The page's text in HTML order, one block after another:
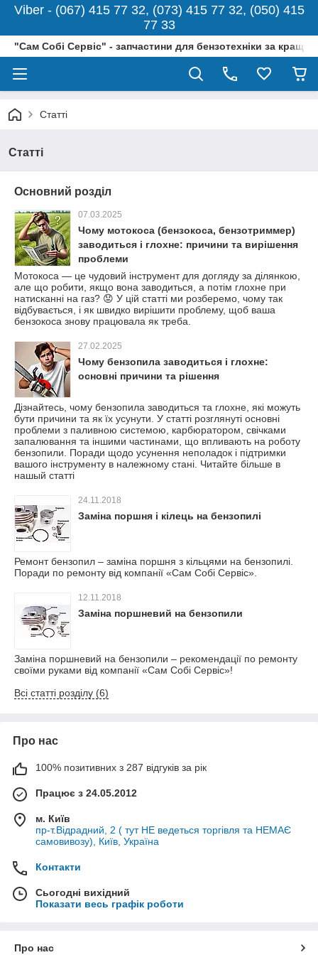
Viber - (067) 415 77 32, (073) 415 77 32, (050) 415
77 33
"Сам Собі Сервіс" - запчастини для бензотехніки за
Статті
Статті
Основний розділ
07.03.2025
Чому мотокоса (бензокоса, бензотриммер)
заводиться і глохне: причини та вирішення
проблеми
Мотокоса — це чудовий інструмент для догляду за ділянкою,
але що робити, якщо вона заводиться, а потім глохне при
натисканні на газ? 😟 У цій статті ми розберемо, чому так
відбувається, і як швидко вирішити проблему, щоб ваша
бензокоса знову працювала як треба.
27.02.2025
Чому бензопила заводиться і глохне:
основні причини та рішення
Дізнайтесь, чому бензопила заводиться та глохне, які можуть
бути причини та як їх усунути. У статті розглянуті основні
проблеми з паливною системою, карбюратором, свічками
запалювання та іншими частинами, що впливають на роботу
бензопили. Поради щодо усунення неполадок і підтримки
вашого інструменту в належному стані. Читайте більше в
нашый статті
24.11.2018
Заміна поршня і кілець на бензопилі
Ремонт бензопил – заміна поршня з кільцями на бензопилі.
Поради по ремонту від компанії «Сам Собі Сервіс».
12.11.2018
Заміна поршневий на бензопили
Заміна поршневий на бензопили – рекомендації по ремонту
своїми руками від компанії «Сам Собі Сервіс»!
Всі статті розділу (6)
Про нас
100% позитивних з 287 відгуків за рік
Працює з 24.05.2012
м. Київ
пр-т.Відрадний, 2 ( тут НЕ ведеться торгівля та НЕМАЄ
самовивозу), Київ, Україна
Контакти
Сьогодні вихідний
Показати весь графік роботи
Про нас